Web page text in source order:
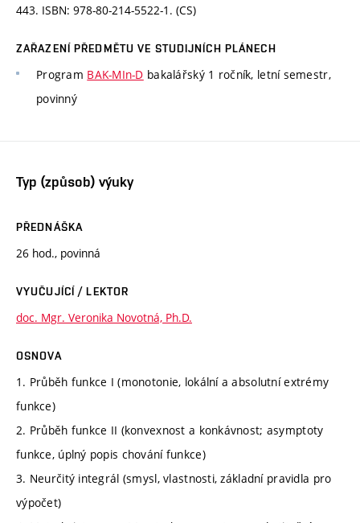
443. ISBN: 978-80-214-5522-1. (CS)
ZAŘAZENÍ PŘEDMĚTU VE STUDIJNÍCH PLÁNECH
Program BAK-MIn-D bakalářský 1 ročník, letní semestr,
povinný
Typ (způsob) výuky
PŘEDNÁŠKA
26 hod., povinná
VYUČUJÍCÍ / LEKTOR
doc. Mgr. Veronika Novotná, Ph.D.
OSNOVA
1. Průběh funkce I (monotonie, lokální a absolutní extrémy
funkce)
2. Průběh funkce II (konvexnost a konkávnost; asymptoty
funkce, úplný popis chování funkce)
3. Neurčitý integrál (smysl, vlastnosti, základní pravidla pro
výpočet)